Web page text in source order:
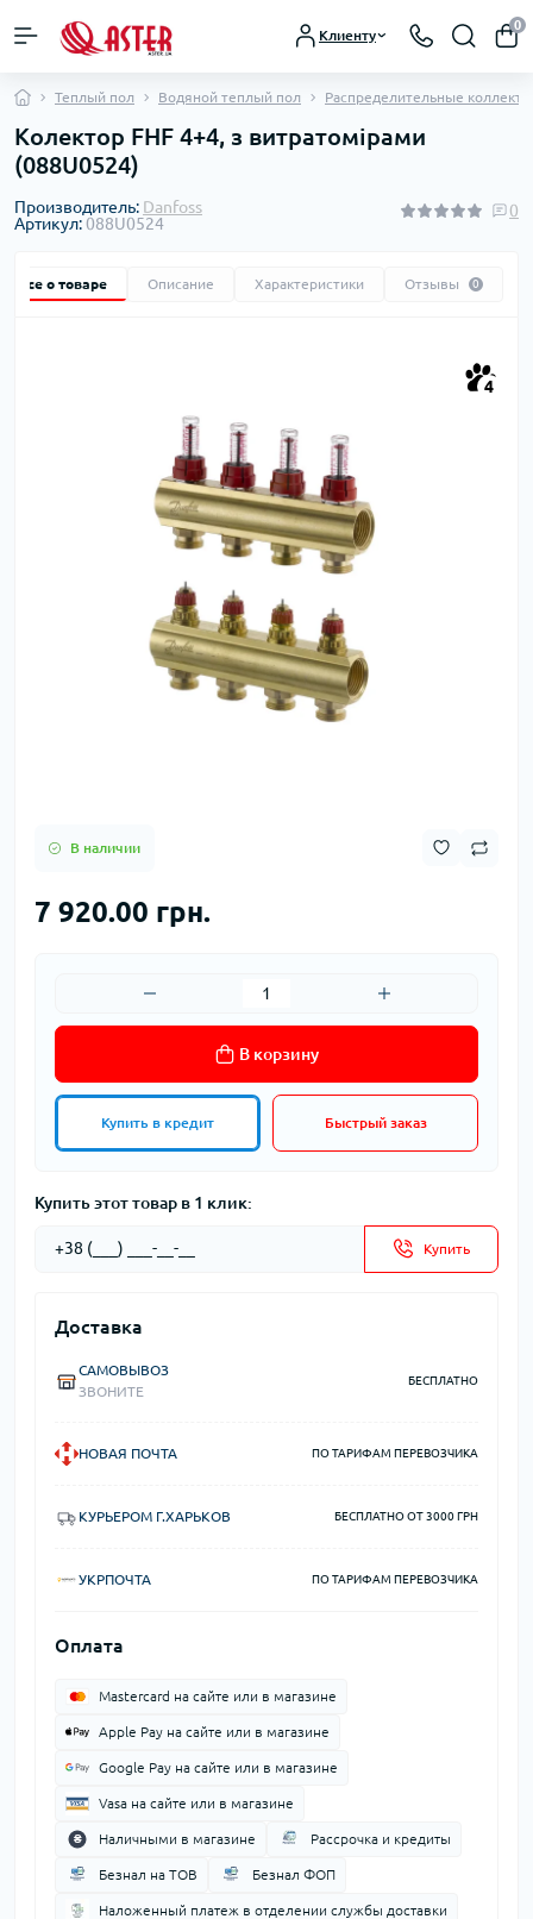
Клиенту
0
Теплый пол Водяной теплый пол Распределительные
Колектор FHF 4+4, з витратомірами
(088U0524)
Производитель: Danfoss
Артикул:088U0524
0
Все о товаре Описание Характеристики Отзывы 0
4
В наличии
7 920.00 грн.
В корзину
Купить в кредит Быстрый заказ
Купить этот товар в 1 клик:
Купить
Доставка
САМОВЫВОЗ
ЗВОНИТЕ
БЕСПЛАТНО
НОВАЯ ПОЧТА ПО ТАРИФАМ ПЕРЕВОЗЧИКА
КУРЬЕРОМ Г.ХАРЬКОВ БЕСПЛАТНО ОТ 3000 ГРН
УКРПОЧТА ПО ТАРИФАМ ПЕРЕВОЗЧИКА
Оплата
Mastercard на сайте или в магазине
Apple Pay на сайте или в магазине
Google Pay на сайте или в магазине
Vasa на сайте или в магазине
Наличными в магазине Рассрочка и кредиты
Безнал на ТОВ Безнал ФОП
Наложенный платеж в отделении службы доставки